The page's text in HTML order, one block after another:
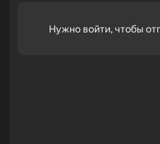
Нужно войти, чтобы